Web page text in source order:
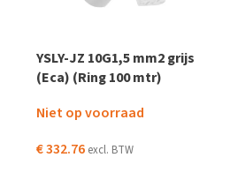
YSLY-JZ 10G1,5 mm2 grijs
(Eca) (Ring 100 mtr)
Niet op voorraad
€332.76 excl. BTW